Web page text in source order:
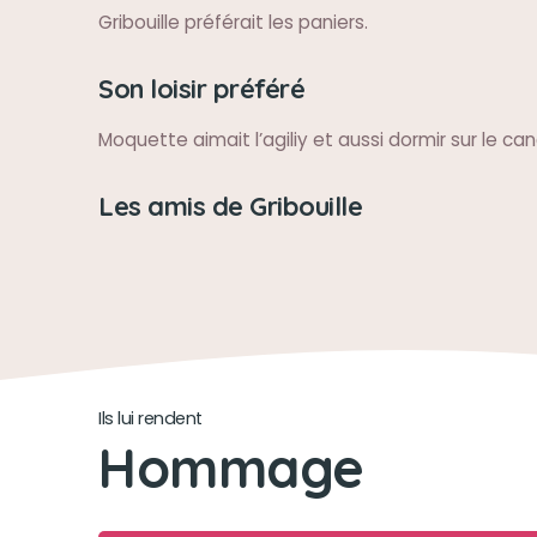
Gribouille préférait les paniers.
Son loisir préféré
Moquette aimait l’agiliy et aussi dormir sur le
Les amis de Gribouille
Ils lui rendent
Hommage